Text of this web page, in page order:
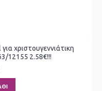
χριστουγεννιάτικη
12155 2.58€!!!